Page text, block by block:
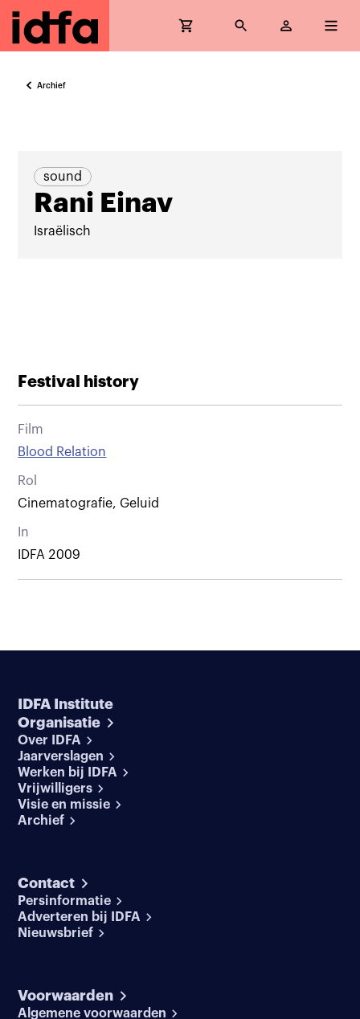
Archief
sound
Rani Einav
Israëlisch
Festival history
Film
Blood Relation
Rol
Cinematografie, Geluid
In
IDFA 2009
IDFA Institute
Organisatie
Over IDFA
Jaarverslagen
Werken bij IDFA
Vrijwilligers
Visie en missie
Archief
Contact
Persinformatie
Adverteren bij IDFA
Nieuwsbrief
Voorwaarden
Algemene voorwaarden